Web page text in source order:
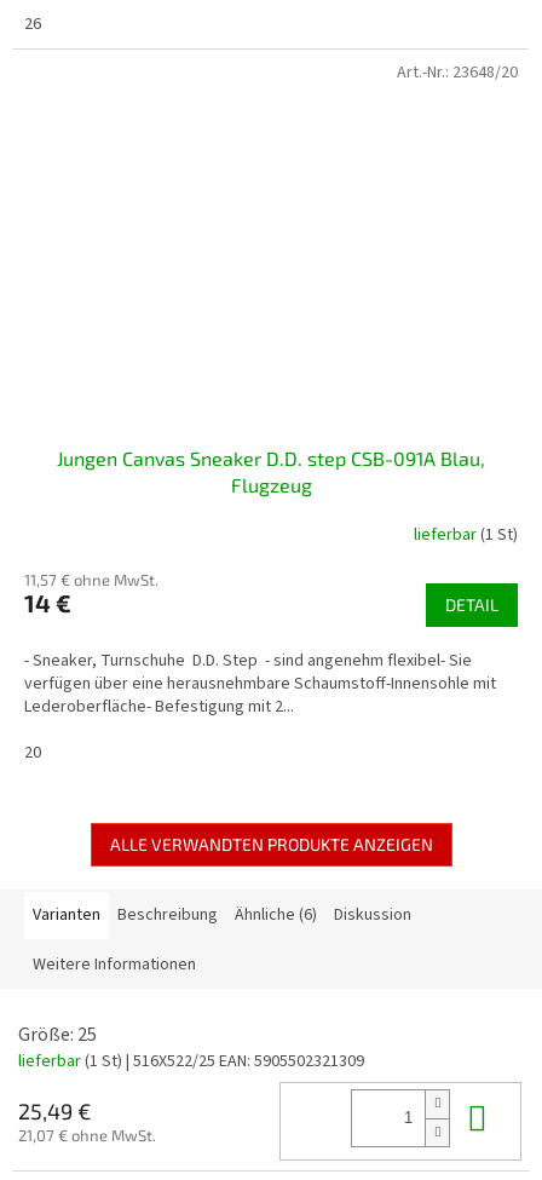
26
Jungen Canvas Sneaker D.D. step CSB-091A Blau,
Flugzeug
lieferbar(1 St)
11,57 € ohne MwSt.
14 € DETAIL
- Sneaker, Turnschuhe D.D. Step - sind angenehm flexibel- Sie
verfügen über eine herausnehmbare Schaumstoff-Innensohle mit
Lederoberfläche- Befestigung mit 2...
20
Art.-Nr.: 23648/20
ALLE VERWANDTEN PRODUKTE ANZEIGEN
Varianten Beschreibung Ähnliche (6) Diskussion
Weitere Informationen
Größe: 25
lieferbar(1 St) | 516X522/25 EAN: 5905502321309
25,49 €
21,07 € ohne MwSt.